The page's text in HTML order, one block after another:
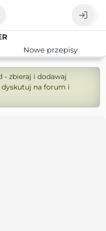
Nowe przepisy
- zbieraj i dodawaj
dyskutuj na forum i